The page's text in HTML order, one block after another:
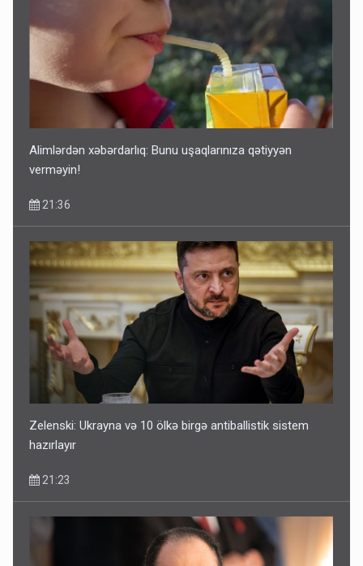
Alimlərdən xəbərdarlıq: Bunu uşaqlarınıza qətiyyən
verməyin!
21:36
Zelenski: Ukrayna və 10 ölkə birgə antiballistik sistem
hazırlayır
21:23